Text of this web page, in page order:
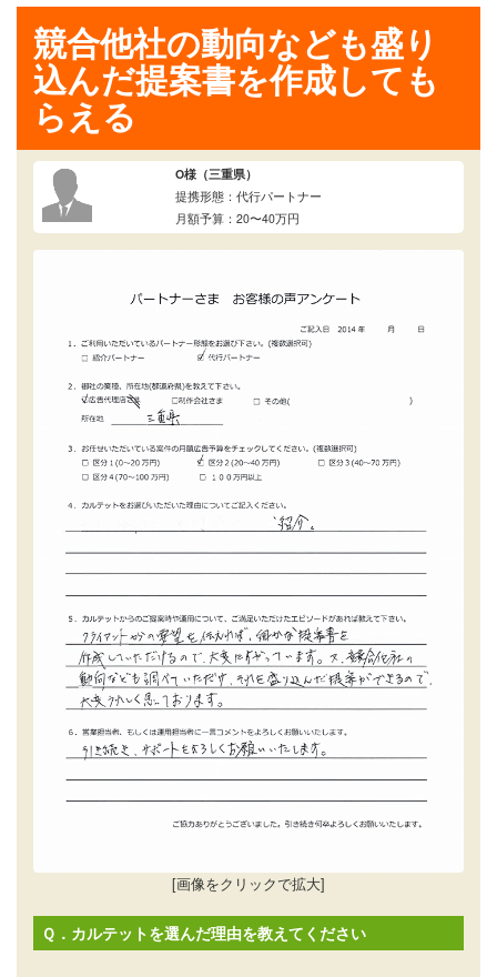
競合他社の動向なども盛り
込んだ提案書を作成しても
らえる
O様（三重県）
提携形態：代行パートナー
月額予算：20〜40万円
[画像をクリックで拡大]
Ｑ．カルテットを選んだ理由を教えてください